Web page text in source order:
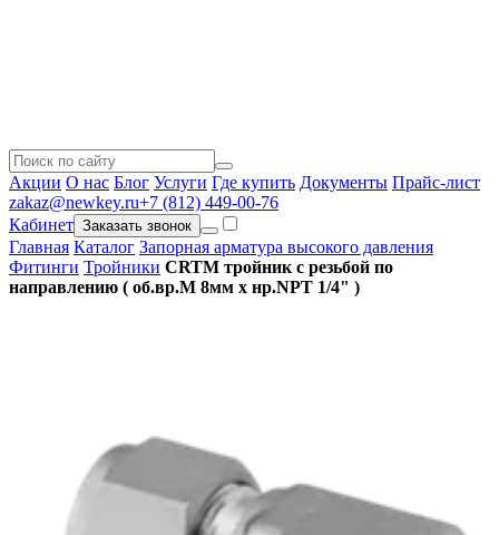
Акции О нас Блог Услуги Где купить Документы Прайс-лист
zakaz@newkey.ru+7 (812) 449-00-76
Кабинет Заказать звонок
Главная Каталог Запорная арматура высокого давления
Фитинги Тройники CRTM тройник с резьбой по
направлению ( об.вр.М 8мм x нр.NPT 1/4" )